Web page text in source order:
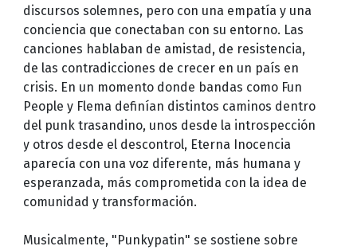
discursos solemnes, pero con una empatía y una
conciencia que conectaban con su entorno. Las
canciones hablaban de amistad, de resistencia,
de las contradicciones de crecer en un país en
crisis. En un momento donde bandas como Fun
People y Flema definían distintos caminos dentro
del punk trasandino, unos desde la introspección
y otros desde el descontrol, Eterna Inocencia
aparecía con una voz diferente, más humana y
esperanzada, más comprometida con la idea de
comunidad y transformación.
Musicalmente, "Punkypatin" se sostiene sobre